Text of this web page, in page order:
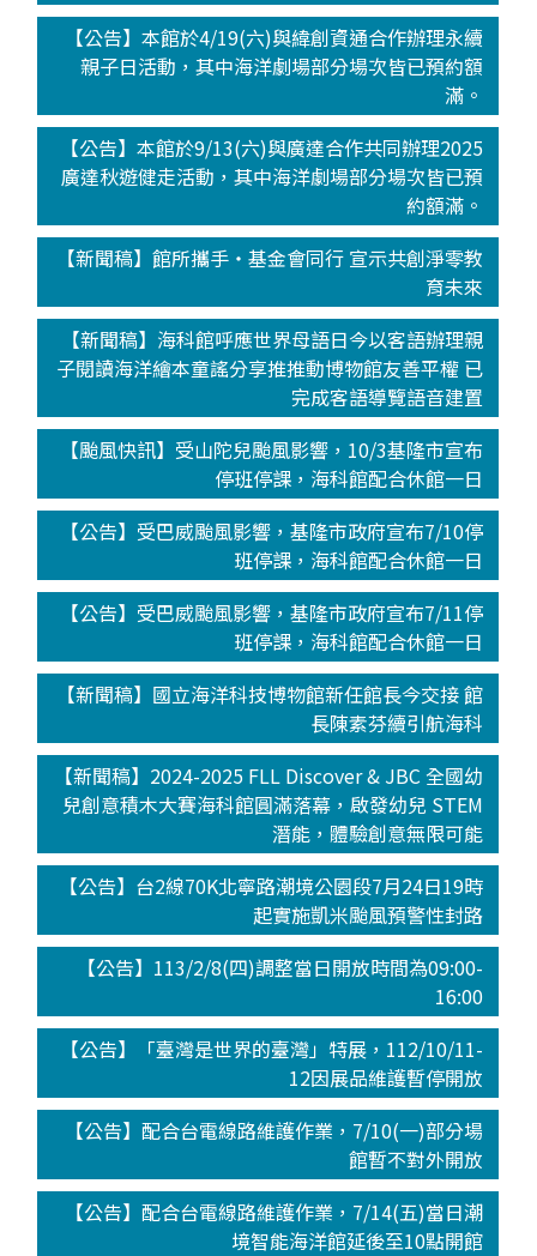
【公告】本館於4/19(六)與緯創資通合作辦理永續
親子日活動，其中海洋劇場部分場次皆已預約額
滿。
【公告】本館於9/13(六)與廣達合作共同辦理2025
廣達秋遊健走活動，其中海洋劇場部分場次皆已預
約額滿。
【新聞稿】館所攜手‧基金會同行 宣示共創淨零教
育未來
【新聞稿】海科館呼應世界母語日今以客語辦理親
子閱讀海洋繪本童謠分享推推動博物館友善平權 已
完成客語導覽語音建置
【颱風快訊】受山陀兒颱風影響，10/3基隆市宣布
停班停課，海科館配合休館一日
【公告】受巴威颱風影響，基隆市政府宣布7/10停
班停課，海科館配合休館一日
【公告】受巴威颱風影響，基隆市政府宣布7/11停
班停課，海科館配合休館一日
【新聞稿】國立海洋科技博物館新任館長今交接 館
長陳素芬續引航海科
【新聞稿】2024-2025 FLL Discover & JBC 全國幼
兒創意積木大賽海科館圓滿落幕，啟發幼兒 STEM
潛能，體驗創意無限可能
【公告】台2線70K北寧路潮境公園段7月24日19時
起實施凱米颱風預警性封路
【公告】113/2/8(四)調整當日開放時間為09:00-
16:00
【公告】「臺灣是世界的臺灣」特展，112/10/11-
12因展品維護暫停開放
【公告】配合台電線路維護作業，7/10(一)部分場
館暫不對外開放
【公告】配合台電線路維護作業，7/14(五)當日潮
境智能海洋館延後至10點開館